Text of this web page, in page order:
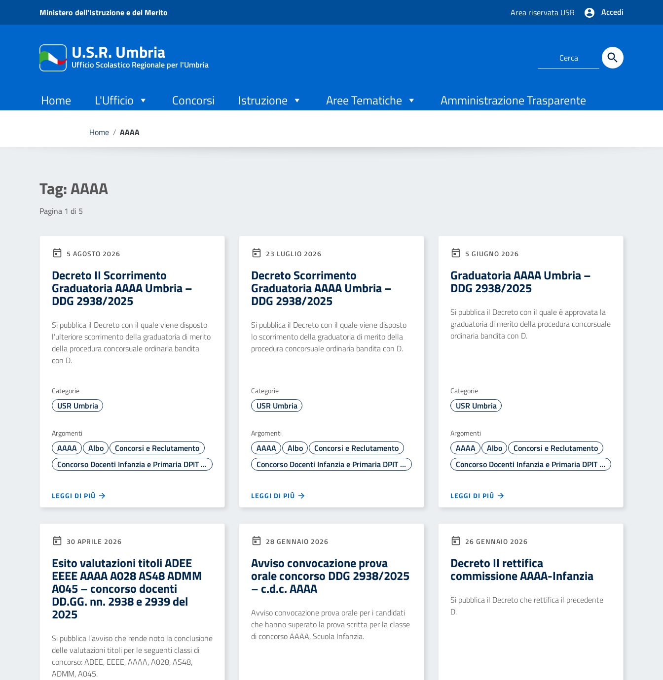
Vai ai contenuti
Vai al menu di navigazione
Ministero dell'Istruzione e del Merito Area riservata USR Accedi
U.S.R. Umbria
Ufficio Scolastico Regionale per l'Umbria
Home L'Ufficio Concorsi Istruzione Aree Tematiche Amministrazione Trasparente
Home / AAAA
Tag:AAAA
Pagina 1 di 5
5 AGOSTO 2026
Decreto II Scorrimento
Graduatoria AAAA Umbria –
DDG 2938/2025
Si pubblica il Decreto con il quale viene disposto
l’ulteriore scorrimento della graduatoria di merito
della procedura concorsuale ordinaria bandita
con D.
Categorie
USR Umbria
Argomenti
AAAA Albo
Concorsi e Reclutamento
Concorso Docenti Infanzia e Primaria DPIT 2938/2025
LEGGI DI PIÙ
23 LUGLIO 2026
Decreto Scorrimento
Graduatoria AAAA Umbria –
DDG 2938/2025
Si pubblica il Decreto con il quale viene disposto
lo scorrimento della graduatoria di merito della
procedura concorsuale ordinaria bandita con D.
Categorie
USR Umbria
Argomenti
AAAA Albo
Concorsi e Reclutamento
Concorso Docenti Infanzia e Primaria DPIT 2938/2025
LEGGI DI PIÙ
5 GIUGNO 2026
Graduatoria AAAA Umbria –
DDG 2938/2025
Si pubblica il Decreto con il quale è approvata la
graduatoria di merito della procedura concorsuale
ordinaria bandita con D.
Categorie
USR Umbria
Argomenti
AAAA Albo
Concorsi e Reclutamento
Concorso Docenti Infanzia e Primaria DPIT 2938/2025
LEGGI DI PIÙ
30 APRILE 2026
Esito valutazioni titoli ADEE
EEEE AAAA A028 AS48 ADMM
A045 – concorso docenti
DD.GG. nn. 2938 e 2939 del
2025
Si pubblica l’avviso che rende noto la conclusione
delle valutazioni titoli per le seguenti classi di
concorso: ADEE, EEEE, AAAA, A028, AS48,
ADMM, A045.
28 GENNAIO 2026
Avviso convocazione prova
orale concorso DDG 2938/2025
– c.d.c. AAAA
Avviso convocazione prova orale per i candidati
che hanno superato la prova scritta per la classe
di concorso AAAA, Scuola Infanzia.
26 GENNAIO 2026
Decreto II rettifica
commissione AAAA-Infanzia
Si pubblica il Decreto che rettifica il precedente
D.